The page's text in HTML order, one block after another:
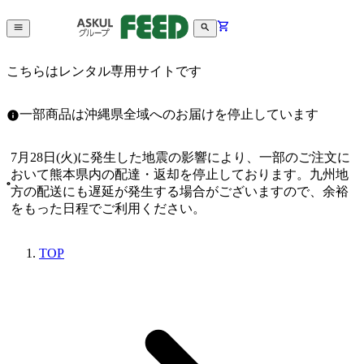
こちらはレンタル専用サイトです
一部商品は沖縄県全域へのお届けを停止しています
7月28日(火)に発生した地震の影響により、一部のご注文に
おいて熊本県内の配達・返却を停止しております。九州地
方の配送にも遅延が発生する場合がございますので、余裕
をもった日程でご利用ください。
TOP